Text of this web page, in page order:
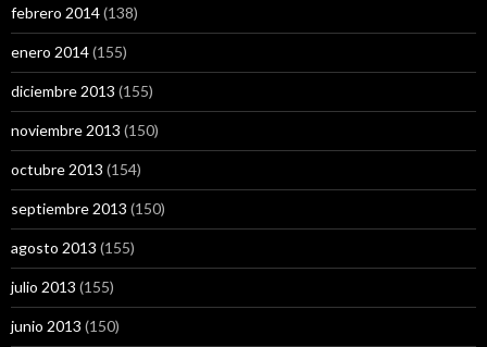
febrero 2014(138)
enero 2014(155)
diciembre 2013 (155)
noviembre 2013 (150)
octubre 2013 (154)
septiembre 2013 (150)
agosto 2013 (155)
julio 2013 (155)
junio 2013 (150)